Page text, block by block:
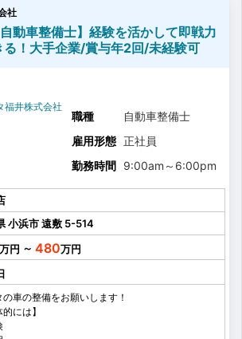
まに心から満足していただけるより良いサービ
供するために、
フロアアテンダント、サービスエンジニアの3部
頃から積極的にコミュニケーションをとり、
社
動車整備士】経験を活かして即戦力
る！大手企業/賞与年2回/未経験可
職種
自動車整備士
雇用形態 正社員
勤務時間 9:00am ～ 6:00pm
小浜市遠敷 5-514
～ 480
の車の整備をお願いします！
的には】